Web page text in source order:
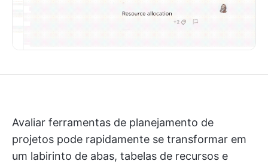
Avaliar ferramentas de planejamento de
projetos pode rapidamente se transformar em
um labirinto de abas, tabelas de recursos e